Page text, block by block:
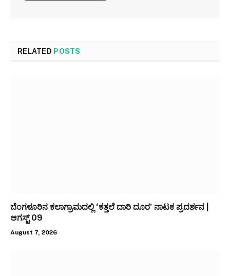
RELATED POSTS
ಬೆಂಗಳೂರಿನ ಕಲಾಗ್ರಾಮದಲ್ಲಿ ‘ಕತ್ತಲೆ ದಾರಿ ದೂರ’ ನಾಟಕ ಪ್ರದರ್ಶನ |
ಆಗಸ್ಟ್ 09
August 7, 2026